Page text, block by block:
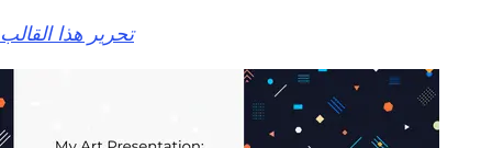
تحرير هذا القالب